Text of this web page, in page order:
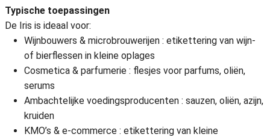
Typische toepassingen
De Iris is ideaal voor:
Wijnbouwers & microbrouwerijen : etikettering van wijn-
of bierflessen in kleine oplages
Cosmetica & parfumerie : flesjes voor parfums, oliën,
serums
Ambachtelijke voedingsproducenten : sauzen, oliën, azijn,
kruiden
KMO’s & e-commerce : etikettering van kleine